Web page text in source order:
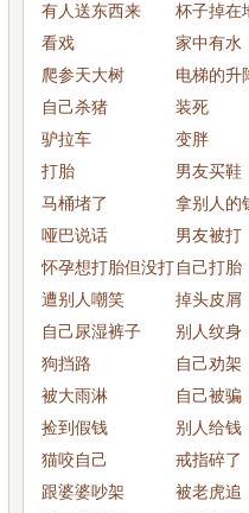
有人送东西来
杯子掉在
了一
看戏
家中有水
爬参天大树
电梯的升
自己杀猪
装死
驴拉车
变胖
打胎
男友买鞋
马桶堵了
拿别人的
哑巴说话
男友被打
怀孕想打胎但没打
成
自己打胎
遭别人嘲笑
掉头皮屑
自己尿湿裤子
别人纹身
狗挡路
自己劝架
被大雨淋
自己被骗
捡到假钱
别人给钱
猫咬自己
戒指碎了
跟婆婆吵架
被老虎追